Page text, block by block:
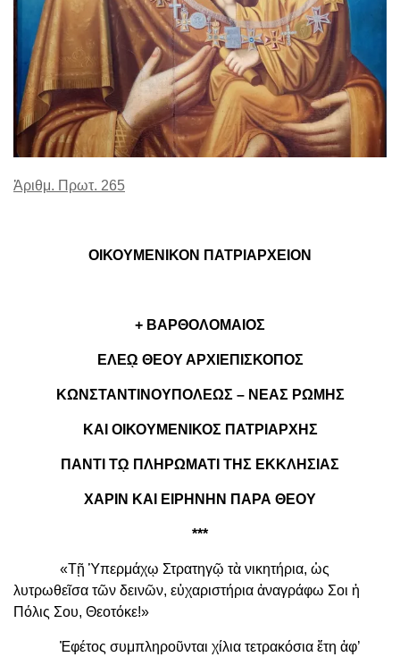
Ἀριθμ. Πρωτ. 265
ΟΙΚΟΥΜΕΝΙΚΟΝ ΠΑΤΡΙΑΡΧΕΙΟΝ
+ ΒΑΡΘΟΛΟΜΑΙΟΣ
ΕΛΕῼ ΘΕΟΥ ΑΡΧΙΕΠΙΣΚΟΠΟΣ
ΚΩΝΣΤΑΝΤΙΝΟΥΠΟΛΕΩΣ – ΝΕΑΣ ΡΩΜΗΣ
ΚΑΙ ΟΙΚΟΥΜΕΝΙΚΟΣ ΠΑΤΡΙΑΡΧΗΣ
ΠΑΝΤΙ Τῼ ΠΛΗΡΩΜΑΤΙ ΤΗΣ ΕΚΚΛΗΣΙΑΣ
ΧΑΡΙΝ ΚΑΙ ΕΙΡΗΝΗΝ ΠΑΡΑ ΘΕΟΥ
***
«Τῇ Ὑπερμάχῳ Στρατηγῷ τὰ νικητήρια, ὡς
λυτρωθεῖσα τῶν δεινῶν, εὐχαριστήρια ἀναγράφω Σοι ἡ
Πόλις Σου, Θεοτόκε!»
Ἐφέτος συμπληροῦνται χίλια τετρακόσια ἔτη ἀφ’